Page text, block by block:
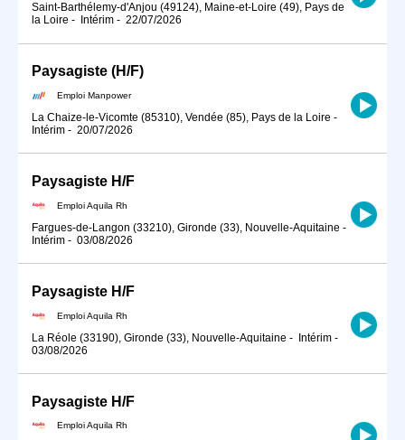
Saint-Barthélemy-d'Anjou (49124), Maine-et-Loire (49), Pays de
la Loire - Intérim - 22/07/2026
Paysagiste (H/F)
Emploi Manpower
La Chaize-le-Vicomte (85310), Vendée (85), Pays de la Loire -
Intérim - 20/07/2026
Paysagiste H/F
Emploi Aquila Rh
Fargues-de-Langon (33210), Gironde (33), Nouvelle-Aquitaine -
Intérim - 03/08/2026
Paysagiste H/F
Emploi Aquila Rh
La Réole (33190), Gironde (33), Nouvelle-Aquitaine - Intérim -
03/08/2026
Paysagiste H/F
Emploi Aquila Rh